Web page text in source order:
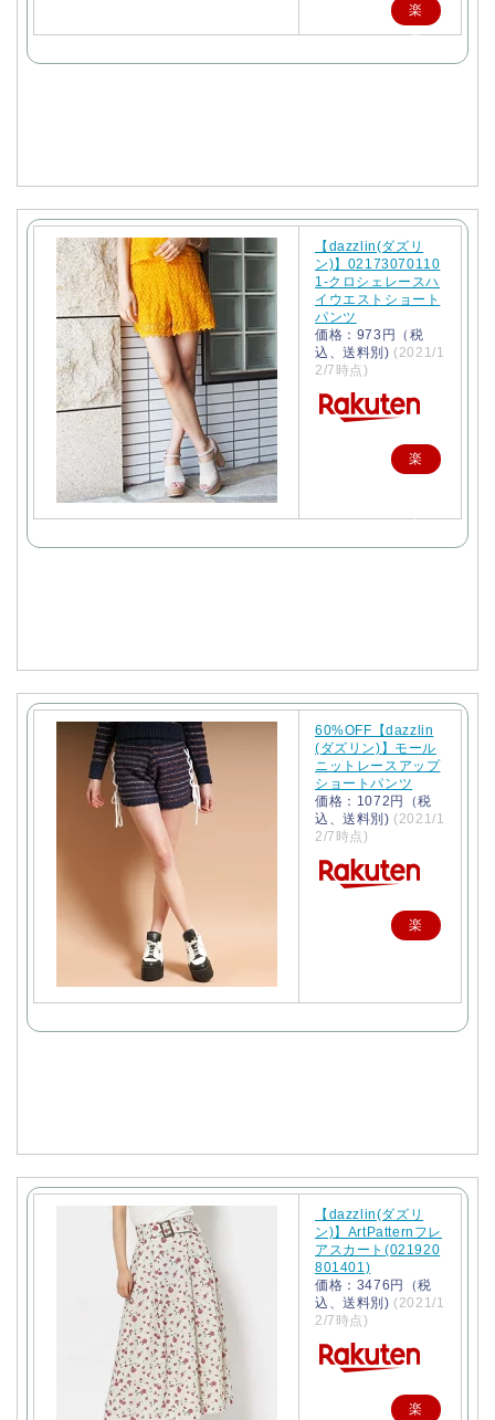
楽
天
【dazzlin(ダズリ
ン)】02173070110
1-クロシェレースハ
イウエストショート
パンツ
価格：973円（税
込、送料別) (2021/1
2/7時点)
楽
で
購
60%OFF【dazzlin
(ダズリン)】モール
ニットレースアップ
ショートパンツ
価格：1072円（税
込、送料別) (2021/1
2/7時点)
楽
【dazzlin(ダズリ
ン)】ArtPatternフレ
アスカート(021920
801401)
価格：3476円（税
込、送料別) (2021/1
2/7時点)
楽